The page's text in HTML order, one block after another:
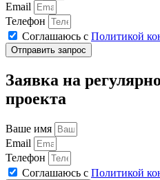
Email
Телефон
Соглашаюсь с Политикой
Отправить запрос
Заявка на
проекта
Ваше имя
Email
Телефон
Соглашаюсь с Политикой